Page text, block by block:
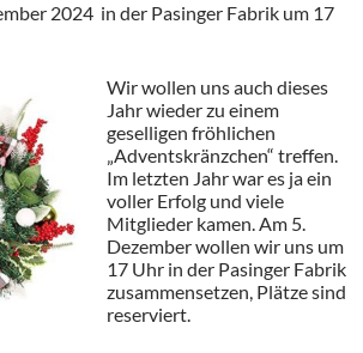
2024 in der Pasinger Fabrik um 17
Wir wollen uns auch dieses
Jahr wieder zu einem
geselligen fröhlichen
„Adventskränzchen“ treffen.
Im letzten Jahr war es ja ein
voller Erfolg und viele
Mitglieder kamen. Am 5.
Dezember wollen wir uns um
17 Uhr in der Pasinger Fabrik
zusammensetzen, Plätze sind
reserviert.